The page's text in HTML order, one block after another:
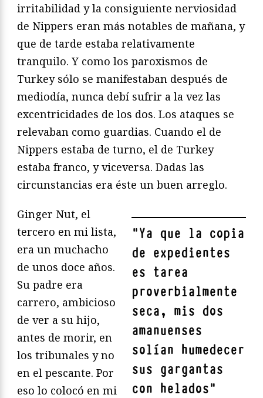
irritabilidad y la consiguiente nerviosidad
de Nippers eran más notables de mañana, y
que de tarde estaba relativamente
tranquilo. Y como los paroxismos de
Turkey sólo se manifestaban después de
mediodía, nunca debí sufrir a la vez las
excentricidades de los dos. Los ataques se
relevaban como guardias. Cuando el de
Nippers estaba de turno, el de Turkey
estaba franco, y viceversa. Dadas las
circunstancias era éste un buen arreglo.
"Ya que la copia
de expedientes
es tarea
proverbialmente
seca, mis dos
amanuenses
solían humedecer
sus gargantas
con helados"
Ginger Nut, el
tercero en mi lista,
era un muchacho
de unos doce años.
Su padre era
carrero, ambicioso
de ver a su hijo,
antes de morir, en
los tribunales y no
en el pescante. Por
eso lo colocó en mi